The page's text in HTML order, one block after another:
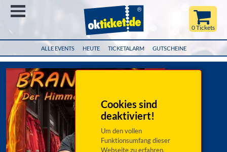
ALLE EVENTS HEUTE TICKETALARM GUTSCHEINE
0 Tickets
Cookies sind
deaktiviert!
Um den vollen
Funktionsumfang dieser
Webseite zu erfahren,